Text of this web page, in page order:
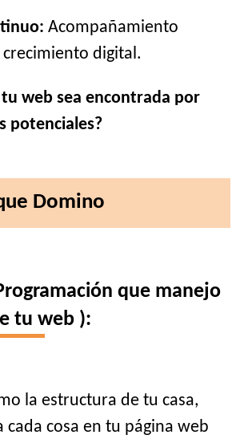
Acompañamiento
digital.
web sea encontrada por
potenciales?
Domino
que manejo
tu web ):
la estructura de tu casa,
cosa en tu página web